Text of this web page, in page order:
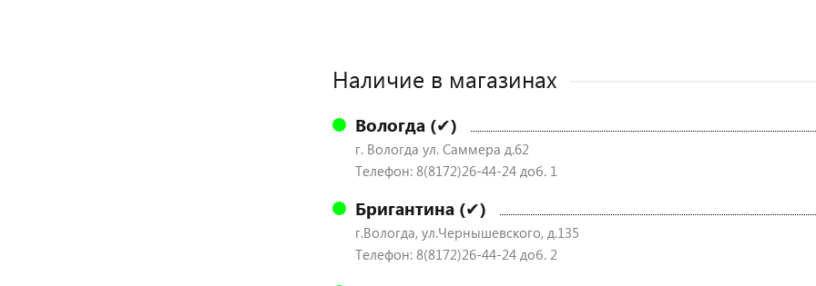
Наличие в магазинах
Вологда (✔)
г. Вологда ул. Саммера д.62
Телефон: 8(8172)26-44-24 доб. 1
Бригантина (✔)
г.Вологда, ул.Чернышевского, д.135
Телефон: 8(8172)26-44-24 доб. 2